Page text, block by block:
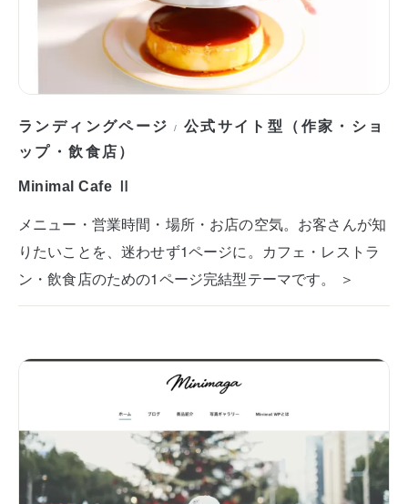
ランディングページ / 公式サイト型（作家・ショ
ップ・飲食店）
Minimal Cafe Ⅱ
メニュー・営業時間・場所・お店の空気。お客さんが知
りたいことを、迷わせず1ページに。カフェ・レストラ
ン・飲食店のための1ページ完結型テーマです。 ＞